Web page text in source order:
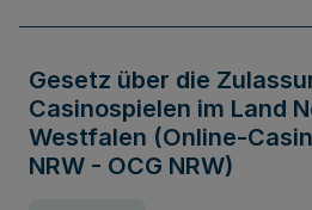
Gesetz über die
Casinospielen im Land
Westfalen (Online-
NRW - OCG NRW)